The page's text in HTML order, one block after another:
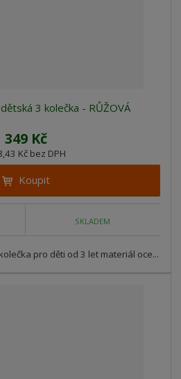
3 kolečka - RŮŽOVÁ
349 Kč
Kč bez DPH
Koupit
SKLADEM
pro děti od 3 let materiál oce...